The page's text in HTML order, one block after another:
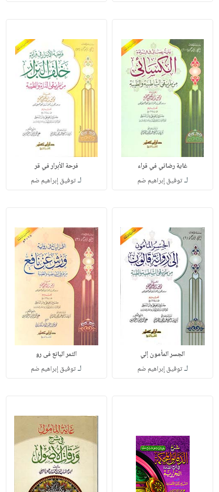
غاية رضائي في قراء
لـتوفيق إبراهيم ضم
فرحة الأبرار في قر
لـتوفيق إبراهيم ضم
الجسر المأمون إلي
لـتوفيق إبراهيم ضم
الثمر اليانع فى رو
لـتوفيق إبراهيم ضم